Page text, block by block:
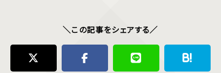
＼この記事をシェアする／